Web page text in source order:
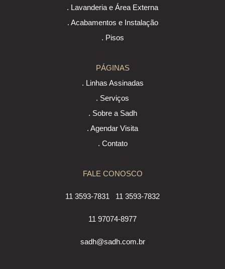
. Lavanderia e Área Externa
. Acabamentos e Instalação
. Pisos
PÁGINAS
. Linhas Assinadas
. Serviços
. Sobre a Sadh
. Agendar Visita
. Contato
FALE CONOSCO
11 3593-7831 11 3593-7832
11 97074-8977
sadh@sadh.com.br